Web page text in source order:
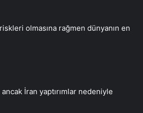
olmasına rağmen dünyanın en
İran yaptırımlar nedeniyle